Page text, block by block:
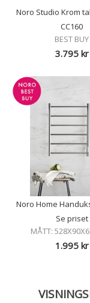
Noro Studio Krom
CC160
BEST BUY
3.795kr
Noro Home
Se priset
MÅTT:
1.995kr